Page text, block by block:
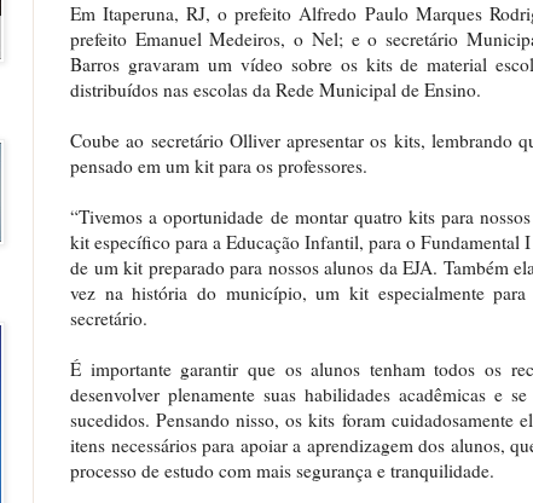
Em Itaperuna, RJ, o prefeito Alfredo Paulo Marques
prefeito Emanuel Medeiros, o Nel; e o secretário
Barros gravaram um vídeo sobre os kits de material
distribuídos nas escolas da Rede Municipal de Ensino.
Coube ao secretário Olliver apresentar os kits, lembrando
pensado em um kit para os professores.
“Tivemos a oportunidade de montar quatro kits para
kit específico para a Educação Infantil, para o Fundamental
de um kit preparado para nossos alunos da EJA. Também
vez na história do município, um kit especialmente para
secretário.
É importante garantir que os alunos tenham todos os
desenvolver plenamente suas habilidades acadêmicas e
sucedidos. Pensando nisso, os kits foram cuidadosamente
itens necessários para apoiar a aprendizagem dos alunos,
processo de estudo com mais segurança e tranquilidade.